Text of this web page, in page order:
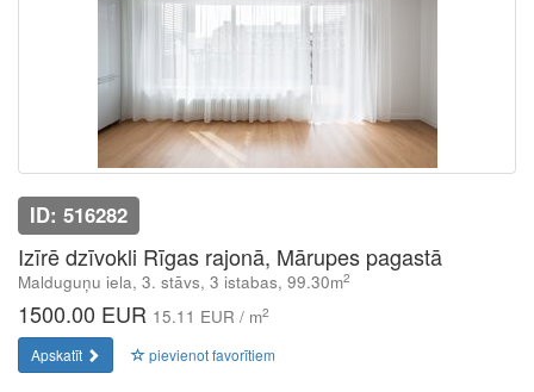
ID: 516282
Izīrē dzīvokli Rīgas rajonā, Mārupes pagastā
Malduguņu iela, 3. stāvs, 3 istabas, 99.30m2
1500.00 EUR 15.11 EUR / m2
Apskatīt pievienot favorītiem